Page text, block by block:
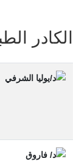
الكادر